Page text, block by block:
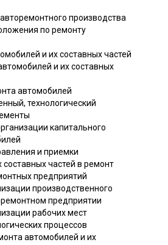
производства
по ремонту
и их составных частей
и их составных
автомобилей
технологический
капитального
и приемки
частей в ремонт
предприятий
производственного
предприятии
рабочих мест
процессов
автомобилей и их